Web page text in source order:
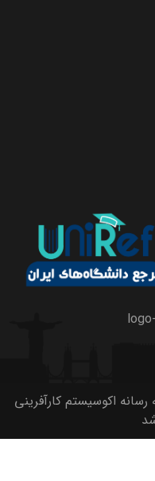
اکوسیستم کارآفرینی